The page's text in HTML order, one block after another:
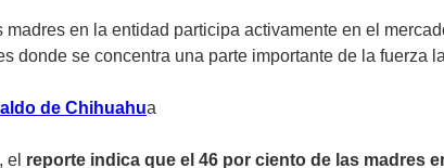
madres en la entidad participa activamente en el
donde se concentra una parte importante de la fuerza
de Chihuahua
el reporte indica que el 46 por ciento de las madres